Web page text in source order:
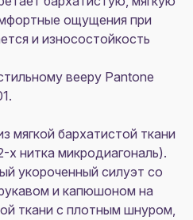
ощущения при
и износостойкость
вееру Pantone
мягкой бархатистой ткани
нитка микродиагональ).
укороченный силуэт со
и капюшоном на
ткани с плотным шнуром,